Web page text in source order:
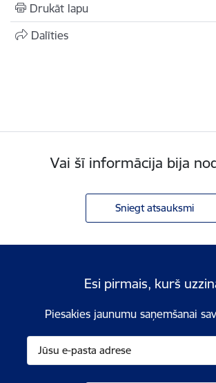
Drukāt lapu
Dalīties
Vai šī informācija bija
Sniegt atsauksmi
Esi pirmais, kurš
Piesakies jaunumu saņemšanai